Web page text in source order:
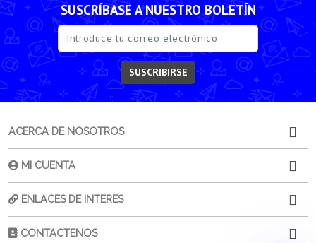
SUSCRÍBASE A NUESTRO BOLETÍN
SUSCRIBIRSE
ACERCA DE NOSOTROS
MI CUENTA
ENLACES DE INTERES
CONTACTENOS